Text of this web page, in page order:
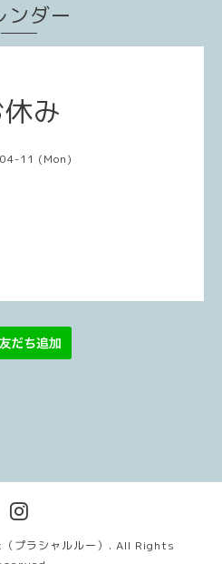
ンダー
み
11 (Mon)
プラシャルルー） . All Rights